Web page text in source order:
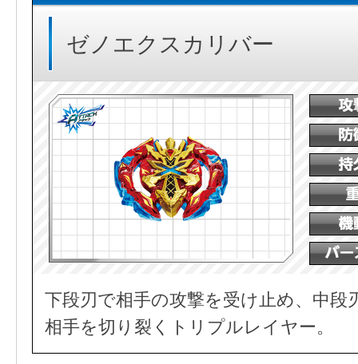
ゼノエクスカリバー
下段刃で相手の攻撃を受け止め、中段
相手を切り裂くトリプルレイヤー。